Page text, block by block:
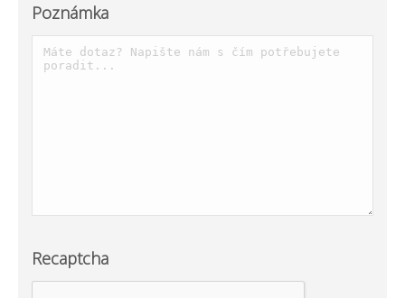
Poznámka
Recaptcha